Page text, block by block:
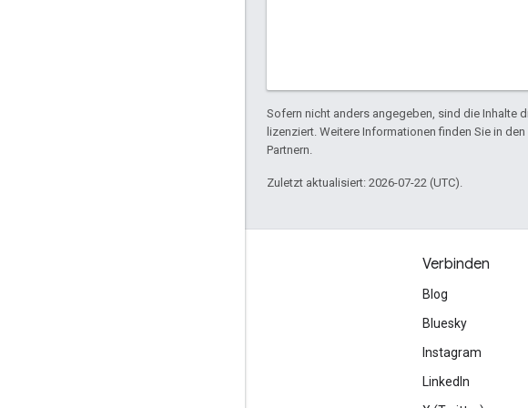
Sofern nicht anders angegeben, sind die Inhalte
lizenziert. Weitere Informationen finden Sie in den
Partnern.
Zuletzt aktualisiert: 2026-07-22 (UTC).
Verbinden
Blog
Bluesky
Instagram
LinkedIn